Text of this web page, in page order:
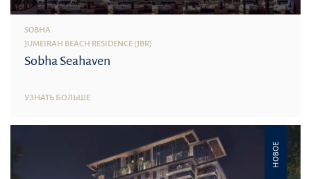
SOBHA
JUMEIRAH BEACH RESIDENCE (JBR)
Sobha Seahaven
УЗНАТЬ БОЛЬШЕ
НОВОЕ